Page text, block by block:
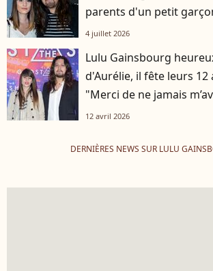
parents d'un petit
4 juillet 2026
Lulu Gainsbourg
d'Aurélie, il fête leurs 12
"Merci de ne jamais
12 avril 2026
DERNIÈRES NEWS SUR LULU